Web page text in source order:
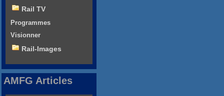
Rail TV
Programmes
Visionner
Rail-Images
AMFG Articles